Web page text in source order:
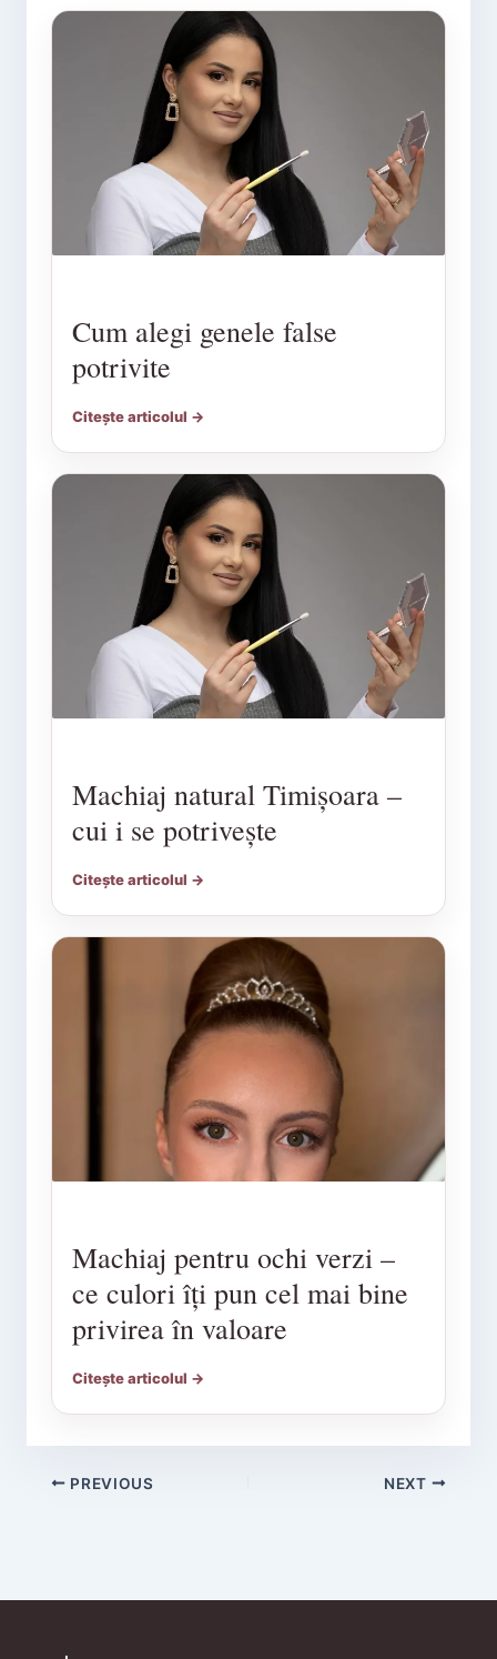
Cum alegi genele false
potrivite
Citește articolul →
Machiaj natural Timișoara –
cui i se potrivește
Citește articolul →
Machiaj pentru ochi verzi –
ce culori îți pun cel mai bine
privirea în valoare
Citește articolul →
PREVIOUS NEXT